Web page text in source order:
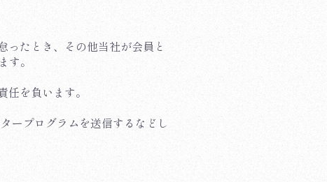
ったとき、その他当社が会員と
。
を負います。
ープログラムを送信するなどし